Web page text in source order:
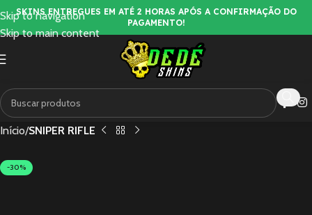
Skip to navigation
Skip to main content
SKINS ENTREGUES EM ATÉ 2 HORAS APÓS A CONFIRMAÇÃO DO
PAGAMENTO!
Início SNIPER RIFLE
-30%